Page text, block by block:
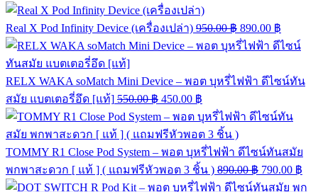
Real X Pod Infinity Device (เครื่องเปล่า) 950.00฿ 890.00 ฿
RELX WAKA soMatch Mini Device – พอต บุหรี่ไฟฟ้า ดีไซน์ทัน
สมัย แบตเตอรี่อึด [แท้] 550.00฿ 450.00 ฿
TOMMY R1 Close Pod System – พอต บุหรี่ไฟฟ้า ดีไซน์ทันสมัย
พกพาสะดวก [ แท้ ] ( แถมฟรีหัวพอต 3 ชิ้น ) 890.00฿ 790.00 ฿